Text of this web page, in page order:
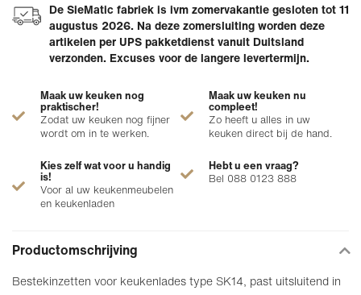
De SieMatic fabriek is ivm zomervakantie gesloten tot 11
augustus 2026. Na deze zomersluiting worden deze
artikelen per UPS pakketdienst vanuit Duitsland
verzonden. Excuses voor de langere levertermijn.
Maak uw keuken nog
praktischer!
Zodat uw keuken nog fijner
wordt om in te werken.
Maak uw keuken nu
compleet!
Zo heeft u alles in uw
keuken direct bij de hand.
Kies zelf wat voor u handig
is!
Voor al uw keukenmeubelen
en keukenladen
Hebt u een vraag?
Bel 088 0123 888
Productomschrijving
Bestekinzetten voor keukenlades type SK14, past uitsluitend in